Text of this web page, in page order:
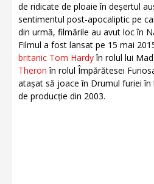
de ridicate de ploaie în deșertul
sentimentul post-apocaliptic pe
din urmă, filmările au avut loc în
Filmul a fost lansat pe 15 mai
britanic Tom Hardyîn rolul lui
Theron în rolul Împărătesei
atașat să joace în Drumul furiei în
de producție din 2003.